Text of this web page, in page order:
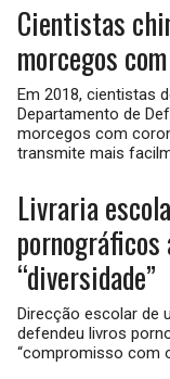
Cientistas
morcegos
Em 2018, cientistas
Departamento de
morcegos com
transmite mais
Livraria
pornográficos
“diversidade”
Direcção escolar de
defendeu livros
“compromisso com